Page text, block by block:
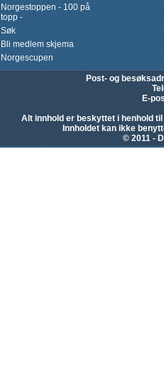
Norgestoppen - 100 på
topp -
Søk
Bli medlem skjema
Norgescupen
Post- og
E-
Alt innhold er beskyttet i henhold
Innholdet kan ikke
© 2011 -